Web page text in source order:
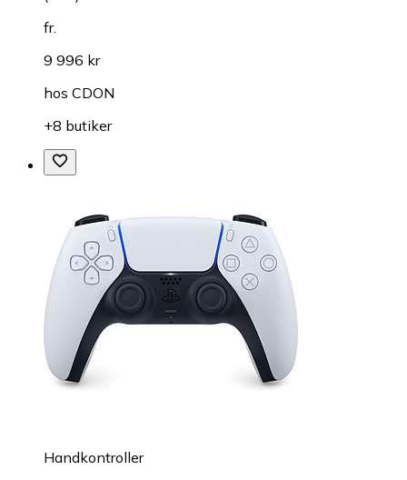
fr.
9 996 kr
hos CDON
+8 butiker
Handkontroller